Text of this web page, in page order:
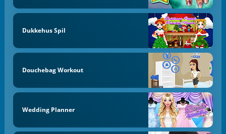
Dukkehus Spil
Douchebag Workout
Wedding Planner